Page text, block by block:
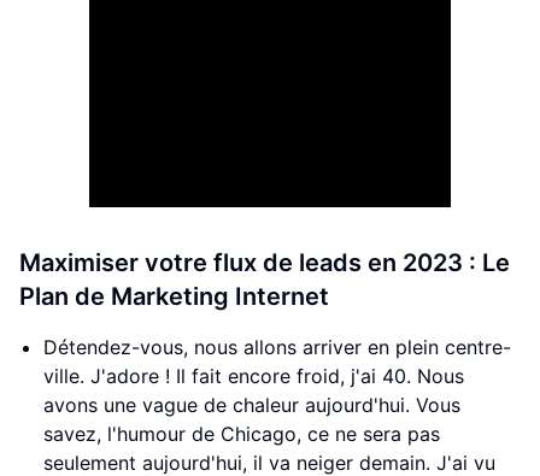
Maximiser votre flux de leads en 2023 : Le
Plan de Marketing Internet
Détendez-vous, nous allons arriver en plein centre-
ville. J'adore ! Il fait encore froid, j'ai 40. Nous
avons une vague de chaleur aujourd'hui. Vous
savez, l'humour de Chicago, ce ne sera pas
seulement aujourd'hui, il va neiger demain. J'ai vu